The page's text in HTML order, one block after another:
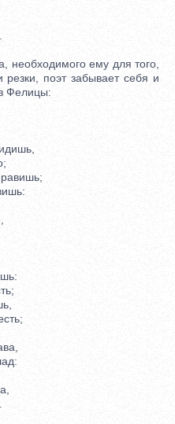
ему для того,
поэт забывает себя и
Фелицы: